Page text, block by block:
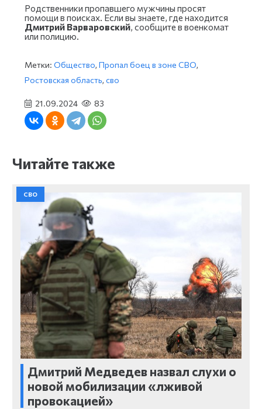
Родственники пропавшего мужчины просят
помощи в поисках. Если вы знаете, где находится
Дмитрий Варваровский, сообщите в военкомат
или полицию.
Метки: Общество, Пропал боец в зоне СВО,
Ростовская область, сво
21.09.2024 83
Читайте также
СВО
Дмитрий Медведев назвал слухи о
новой мобилизации «лживой
провокацией»